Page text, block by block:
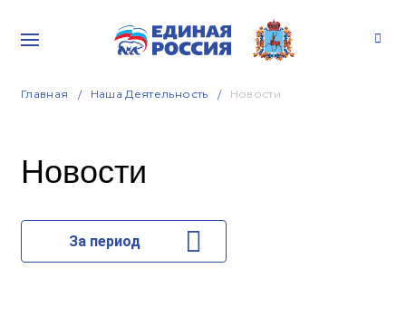
Главная Наша Деятельность Новости
Новости
За период